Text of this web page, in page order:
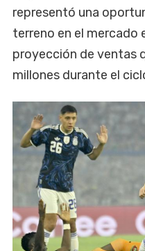
representó una
terreno en el mercado
proyección de ventas
millones durante el